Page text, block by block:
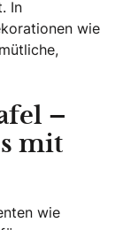
In
wie
–
mit
wie